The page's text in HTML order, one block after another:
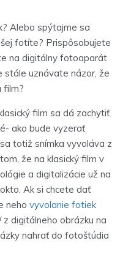
Alebo spýtajme sa
fotíte? Prispôsobujete
na digitálny fotoaparát
stále uznávate názor, že
film?
film sa dá zachytiť
ako bude vyzerať
totiž snímka vyvoláva z
že na klasický film v
a digitalizácie už na
Ak si chcete dať
neho vyvolanie fotiek
z digitálneho obrázku na
nahrať do fotoštúdia